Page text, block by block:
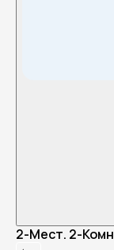
2-Мест. 2-